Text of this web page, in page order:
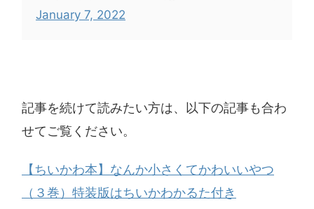
January 7, 2022
記事を続けて読みたい方は、以下の記事も合わ
せてご覧ください。
【ちいかわ本】なんか小さくてかわいいやつ
（３巻）特装版はちいかわかるた付き